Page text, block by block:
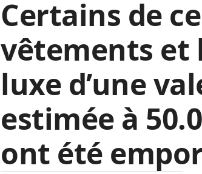
Certains de
vêtements et
luxe d’une
estimée à
ont été